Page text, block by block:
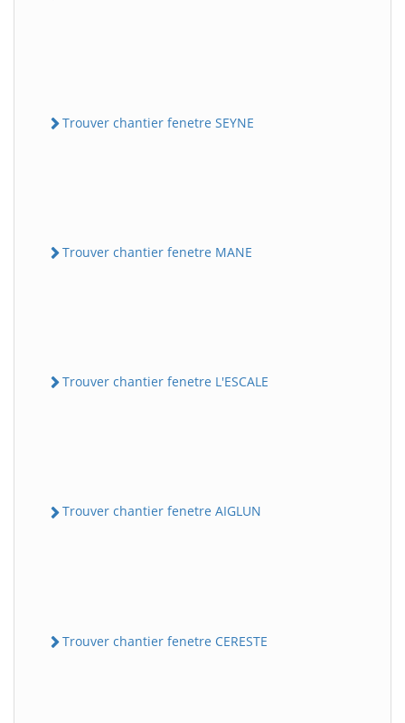
Trouver chantier fenetre SEYNE
Trouver chantier fenetre MANE
Trouver chantier fenetre L'ESCALE
Trouver chantier fenetre AIGLUN
Trouver chantier fenetre CERESTE